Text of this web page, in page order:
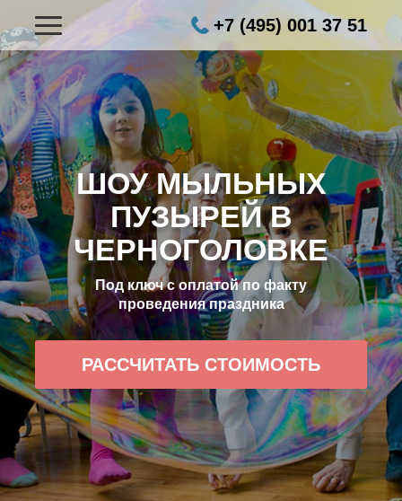
+7 (495) 001 37 51
ШОУ МЫЛЬНЫХ
ПУЗЫРЕЙ В
ЧЕРНОГОЛОВКЕ
Под ключ с оплатой по факту
проведения праздника
РАССЧИТАТЬ СТОИМОСТЬ